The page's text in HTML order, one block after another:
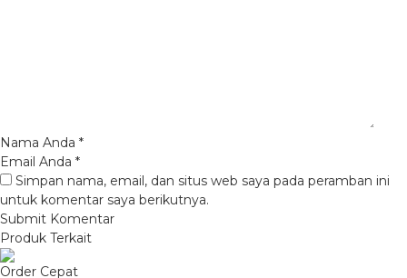
Nama Anda *
Email Anda *
Simpan nama, email, dan situs web saya pada peramban ini
untuk komentar saya berikutnya.
Produk Terkait
Order Cepat